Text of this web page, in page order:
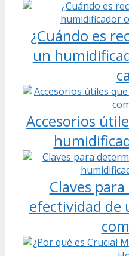
¿Cuándo es
un
Accesorios
Claves
efectividad de